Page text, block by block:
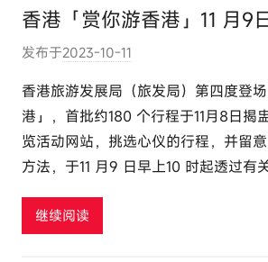
香港「赏你游香港」11 月9
发布于2023-10-11
:
e
l
u
香港旅游发展局（旅发局）第四度登
港」，首批约180 个行程于11月8日揭
览活动网站，挑选心仪的行程，并留
方法，于11 月9 日早上10 时起透过有
继续阅读